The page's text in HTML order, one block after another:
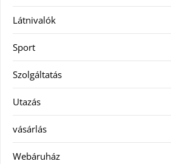
Látnivalók
Sport
Szolgáltatás
Utazás
vásárlás
Webáruház